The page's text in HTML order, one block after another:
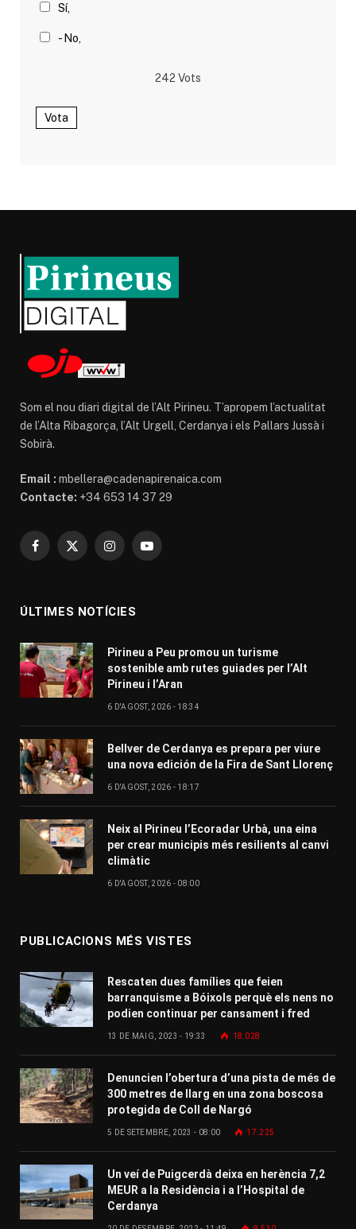
Sí,
- No,
242 Vots
Vota
Som el nou diari digital de l’Alt Pirineu. T’apropem l’actualitat
de l’Alta Ribagorça, l’Alt Urgell, Cerdanya i els Pallars Jussà i
Sobirà.
Email : mbellera@cadenapirenaica.com
Contacte: +34 653 14 37 29
Facebook
X
InstagramYouTube
ÚLTIMES NOTÍCIES
Pirineu a Peu promou un turisme
sostenible amb rutes guiades per l’Alt
Pirineu i l’Aran
6 D'AGOST, 2026 - 18:34
Bellver de Cerdanya es prepara per viure
una nova edición de la Fira de Sant Llorenç
6 D'AGOST, 2026 - 18:17
Neix al Pirineu l’Ecoradar Urbà, una eina
per crear municipis més resilients al canvi
climàtic
6 D'AGOST, 2026 - 08:00
PUBLICACIONS MÉS VISTES
Rescaten dues famílies que feien
barranquisme a Bóixols perquè els nens no
podien continuar per cansament i fred
13 DE MAIG, 2023 - 19:33 18.028
Denuncien l’obertura d’una pista de més de
300 metres de llarg en una zona boscosa
protegida de Coll de Nargó
5 DE SETEMBRE, 2023 - 08:00 17.225
Un veí de Puigcerdà deixa en herència 7,2
MEUR a la Residència i a l’Hospital de
Cerdanya